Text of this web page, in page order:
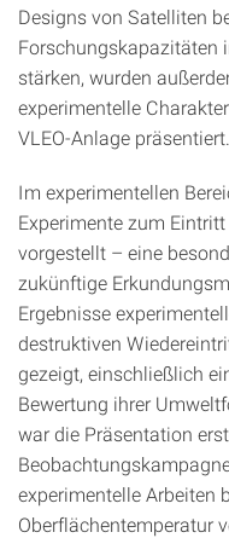
Designs von Satelliten
Forschungskapazitäten
stärken, wurden
experimentelle
VLEO-Anlage präsentiert.
Im experimentellen
Experimente zum
vorgestellt – eine
zukünftige
Ergebnisse
destruktiven
gezeigt, einschließlich
Bewertung ihrer
war die Präsentation
experimentelle Arbeiten
Oberflächentemperatur